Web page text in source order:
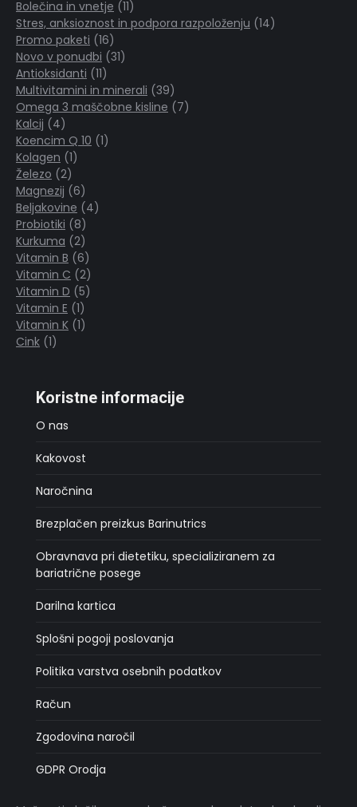
izdelka
Bolečina in vnetje 1111
izdelkov
Stres, anksioznost in podpora razpoloženju 1414
Promo paketi 1616
izdelkov
Novo v ponudbi 3131
Antioksidanti 1111
izdelkov
Multivitamini in minerali 3939
izdelkov
Omega 3 maščobne kisline 77
Kalcij 44
izdelki
Koencim Q 10 11
Kolagen 11
Železo 22
izdelka
Magnezij 66
izdelkov
Beljakovine 44
Probiotiki 88
izdelkov
Kurkuma 22
izdelka
Vitamin B 66
izdelkov
Vitamin C 22
izdelka
Vitamin D 55
Vitamin E 11
izdelek
Vitamin K 11
Cink 11
Koristne informacije
O nas
Kakovost
Naročnina
Brezplačen preizkus Barinutrics
Obravnava pri dietetiku, specializiranem za
bariatrične posege
Darilna kartica
Splošni pogoji poslovanja
Politika varstva osebnih podatkov
Račun
Zgodovina naročil
GDPR Orodja